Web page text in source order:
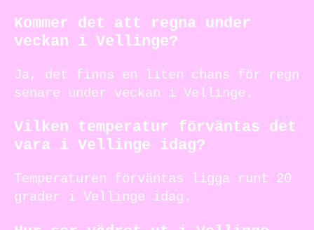
Kommer det att regna under
veckan i Vellinge?
Ja, det finns en liten chans för regn
senare under veckan i Vellinge.
Vilken temperatur förväntas det
vara i Vellinge idag?
Temperaturen förväntas ligga runt 20
grader i Vellinge idag.